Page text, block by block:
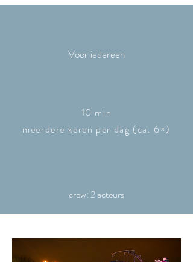
Voor iedereen
10 min
meerdere keren per dag (ca. 6×)
crew: 2 acteurs